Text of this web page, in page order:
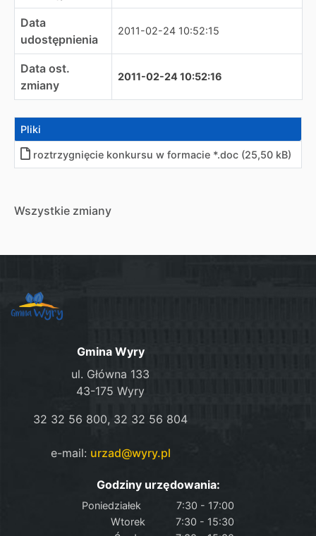
Data
udostępnienia
2011-02-24 10:52:15
Data ost.
zmiany
2011-02-24 10:52:16
Pliki
roztrzygnięcie konkursu w formacie *.doc (25,50 kB)
Wszystkie zmiany
Gmina Wyry
ul. Główna 133
43-175 Wyry
32 32 56 800, 32 32 56 804
e-mail: urzad@wyry.pl
Godziny urzędowania:
Poniedziałek
7:30 - 17:00
Wtorek
7:30 - 15:30